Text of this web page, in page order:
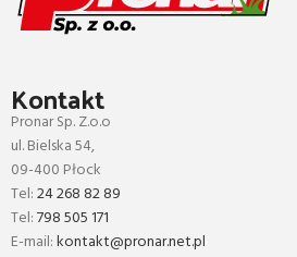
Kontakt
Pronar Sp. Z.o.o
ul. Bielska 54,
09-400 Płock
Tel:24 268 82 89
Tel:798 505 171
E-mail:kontakt@pronar.net.pl